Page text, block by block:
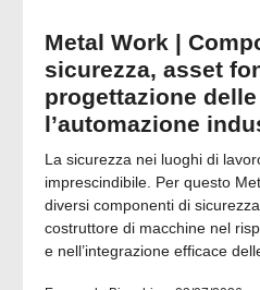
Metal Work |
sicurezza, asset
progettazione
l’automazione
La sicurezza nei luoghi di
imprescindibile. Per questo
diversi componenti di
costruttore di macchine nel
e nell’integrazione efficace